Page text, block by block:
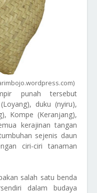
punah tersebut
duku (nyiru),
Kompe (Keranjang),
kerajinan tangan
sejenis daun
ciri-ciri tanaman
salah satu benda
dalam budaya